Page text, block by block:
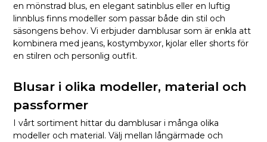
en mönstrad blus, en elegant satinblus eller en luftig
linnblus finns modeller som passar både din stil och
säsongens behov. Vi erbjuder damblusar som är enkla att
kombinera med jeans, kostymbyxor, kjolar eller shorts för
en stilren och personlig outfit.
Blusar i olika modeller, material och
passformer
I vårt sortiment hittar du damblusar i många olika
modeller och material. Välj mellan långärmade och